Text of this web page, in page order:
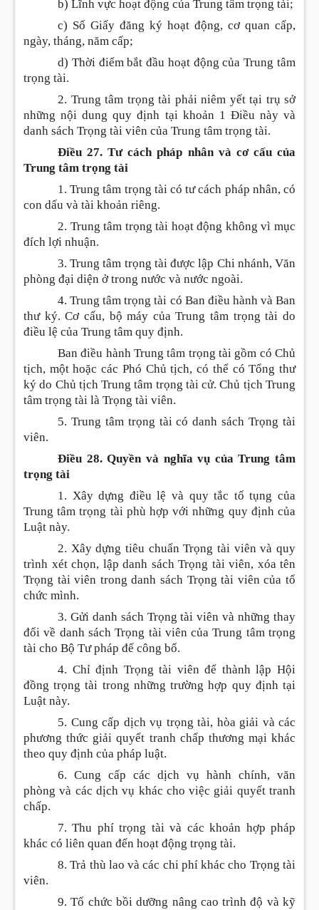
b) Lĩnh vực hoạt động của Trung tâm trọng tài;
c) Số Giấy đăng ký hoạt động, cơ quan cấp,
ngày, tháng, năm cấp;
d) Thời điểm bắt đầu hoạt động của Trung tâm
trọng tài.
2. Trung tâm trọng tài phải niêm yết tại trụ sở
những nội dung quy định tại khoản 1 Điều này và
danh sách Trọng tài viên của Trung tâm trọng tài.
Điều 27. Tư cách pháp nhân và cơ cấu của
Trung tâm trọng tài
1. Trung tâm trọng tài có tư cách pháp nhân, có
con dấu và tài khoản riêng.
2. Trung tâm trọng tài hoạt động không vì mục
đích lợi nhuận.
3. Trung tâm trọng tài được lập Chi nhánh, Văn
phòng đại diện ở trong nước và nước ngoài.
4. Trung tâm trọng tài có Ban điều hành và Ban
thư ký. Cơ cấu, bộ máy của Trung tâm trọng tài do
điều lệ của Trung tâm quy định.
Ban điều hành Trung tâm trọng tài gồm có Chủ
tịch, một hoặc các Phó Chủ tịch, có thể có Tổng thư
ký do Chủ tịch Trung tâm trọng tài cử. Chủ tịch Trung
tâm trọng tài là Trọng tài viên.
5. Trung tâm trọng tài có danh sách Trọng tài
viên.
Điều 28. Quyền và nghĩa vụ của Trung tâm
trọng tài
1. Xây dựng điều lệ và quy tắc tố tụng của
Trung tâm trọng tài phù hợp với những quy định của
Luật này.
2. Xây dựng tiêu chuẩn Trọng tài viên và quy
trình xét chọn, lập danh sách Trọng tài viên, xóa tên
Trọng tài viên trong danh sách Trọng tài viên của tổ
chức mình.
3. Gửi danh sách Trọng tài viên và những thay
đổi về danh sách Trọng tài viên của Trung tâm trọng
tài cho Bộ Tư pháp để công bố.
4. Chỉ định Trọng tài viên để thành lập Hội
đồng trọng tài trong những trường hợp quy định tại
Luật này.
5. Cung cấp dịch vụ trọng tài, hòa giải và các
phương thức giải quyết tranh chấp thương mại khác
theo quy định của pháp luật.
6. Cung cấp các dịch vụ hành chính, văn
phòng và các dịch vụ khác cho việc giải quyết tranh
chấp.
7. Thu phí trọng tài và các khoản hợp pháp
khác có liên quan đến hoạt động trọng tài.
8. Trả thù lao và các chi phí khác cho Trọng tài
viên.
9. Tổ chức bồi dưỡng nâng cao trình độ và kỹ